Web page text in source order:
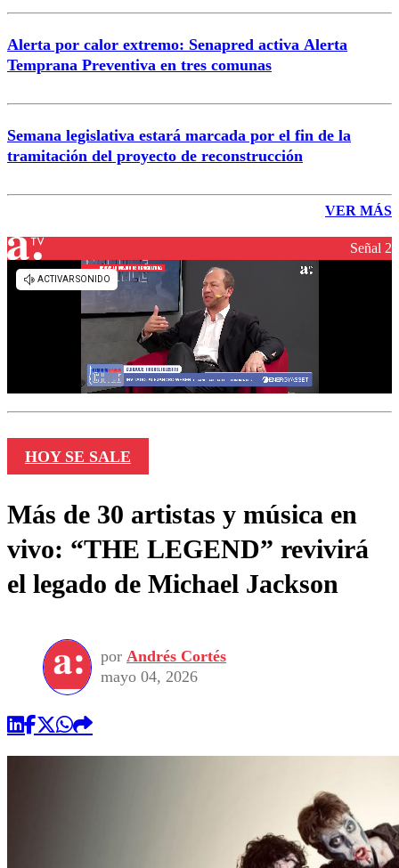
Alerta por calor extremo: Senapred activa Alerta
Temprana Preventiva en tres comunas
Semana legislativa estará marcada por el fin de la
tramitación del proyecto de reconstrucción
VER MÁS
Señal 2
HOY SE SALE
Más de 30 artistas y música en
vivo: “THE LEGEND” revivirá
el legado de Michael Jackson
por Andrés Cortés
mayo 04, 2026